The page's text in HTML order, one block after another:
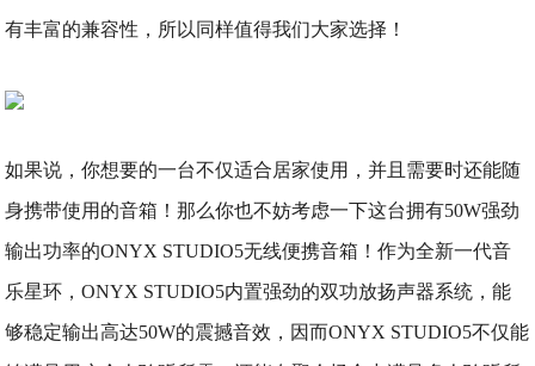
有丰富的兼容性，所以同样值得我们大家选择！
如果说，你想要的一台不仅适合居家使用，并且需要时还能随
身携带使用的音箱！那么你也不妨考虑一下这台拥有50W强劲
输出功率的ONYX STUDIO5无线便携音箱！作为全新一代音
乐星环，ONYX STUDIO5内置强劲的双功放扬声器系统，能
够稳定输出高达50W的震撼音效，因而ONYX STUDIO5不仅能